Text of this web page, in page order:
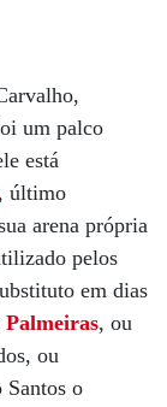
um palco
está
, último
arena própria
pelos
em dias
Palmeiras, ou
ou
Santos o